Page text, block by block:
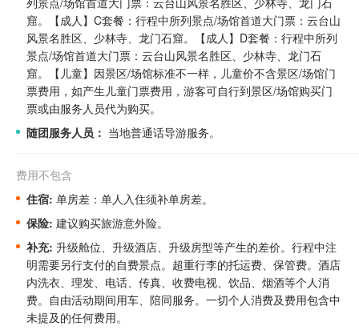
窟。
【成人】C套餐：行程中所列景点/场馆首道大门票：云台山
风景名胜区、少林寺、龙门石窟。
【成人】D套餐：行程中所列
景点/场馆首道大门票：云台山风景名胜区、少林寺、龙门石
窟。
【儿童】因景区/场馆标准不一样，儿童价不含景区/场馆门
票费用，如产生儿童门票费用，游客可自行到景区/场馆购买门
票或由服务人员代为购买。
随团服务人员： 当地普通话导游服务。
费用不包含
住宿: 单房差：单人入住须补单房差。
保险: 建议购买旅游意外险。
补充: 升级舱位、升级酒店、升级房型等产生的差价。 行程中注
明需要另行支付的自费景点。 超重行李的托运费、保管费。酒店
内洗衣、理发、电话、传真、收费电视、饮品、烟酒等个人消
费。自由活动期间用车、陪同服务。一切个人消费及费用包含中
未提及的任何费用。